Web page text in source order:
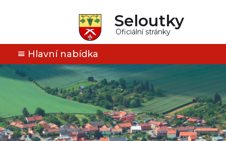
Seloutky
Oficiální stránky
Hlavní nabídka